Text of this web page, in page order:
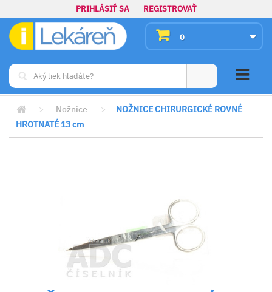
PRIHLÁSIŤ SA REGISTROVAŤ
0
> Nožnice >
NOŽNICE CHIRURGICKÉ ROVNÉ
HROTNATÉ 13 cm